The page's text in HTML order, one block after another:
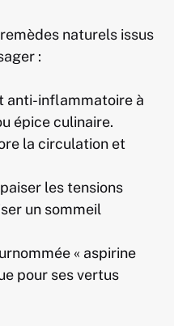
naturels issus
:
anti-inflammatoire à
épice culinaire.
la circulation et
les tensions
un sommeil
« aspirine
pour ses vertus